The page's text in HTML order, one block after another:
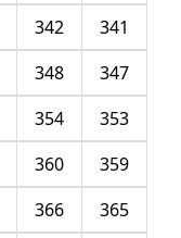
341
342
347
348
353
354
359
360
365
366